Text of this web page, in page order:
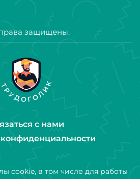
защищены.
с нами
cookie, в том числе для работы